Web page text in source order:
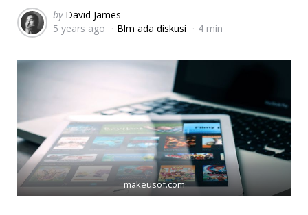
Posted
by
by David James
5 years ago
Blm ada diskusi 4 min
makeusof.com